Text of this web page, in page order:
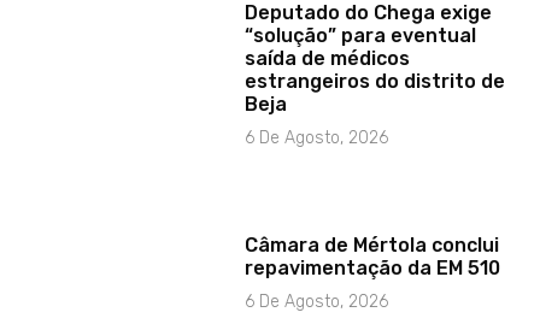
Deputado do Chega exige
“solução” para eventual
saída de médicos
estrangeiros do distrito de
Beja
6 De Agosto, 2026
Câmara de Mértola conclui
repavimentação da EM 510
6 De Agosto, 2026